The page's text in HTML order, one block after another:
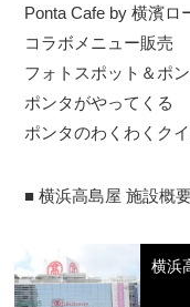
Ponta Cafe by 横濱ロ
コラボメニュー販売
フォトスポット＆ポ
ポンタがやってくる
ポンタのわくわくク
■ 横浜高島屋 施設概
横浜